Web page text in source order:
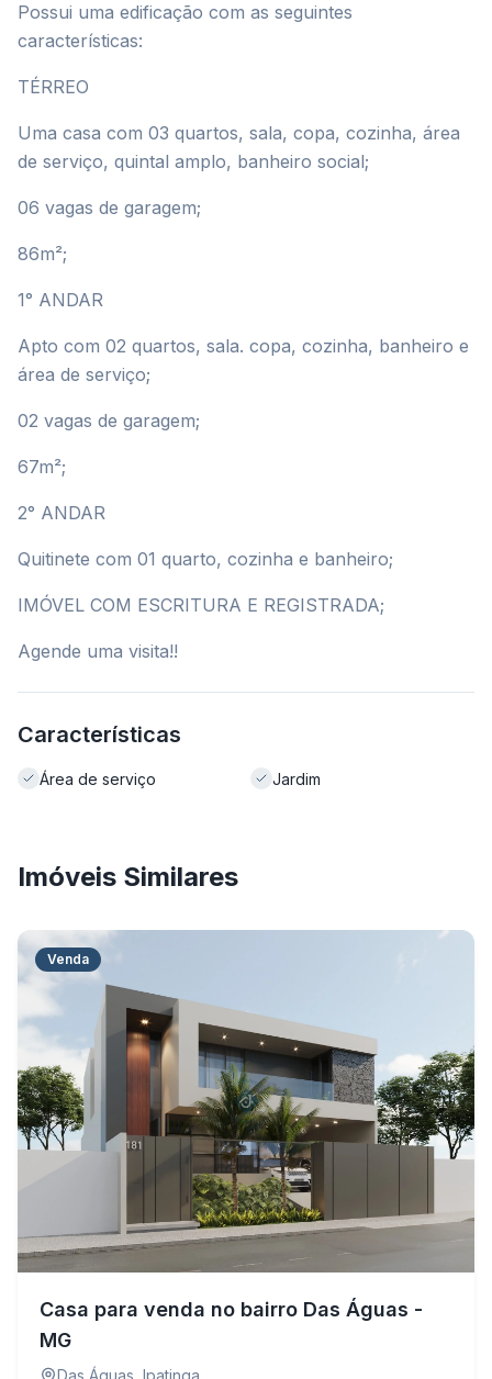
Possui uma edificação com as seguintes
características:
TÉRREO
Uma casa com 03 quartos, sala, copa, cozinha, área
de serviço, quintal amplo, banheiro social;
06 vagas de garagem;
86m²;
1° ANDAR
Apto com 02 quartos, sala. copa, cozinha, banheiro e
área de serviço;
02 vagas de garagem;
67m²;
2° ANDAR
Quitinete com 01 quarto, cozinha e banheiro;
IMÓVEL COM ESCRITURA E REGISTRADA;
Agende uma visita!!
Características
Área de serviço Jardim
Imóveis Similares
Venda
Casa para venda no bairro Das Águas -
MG
Das Águas Ipatinga